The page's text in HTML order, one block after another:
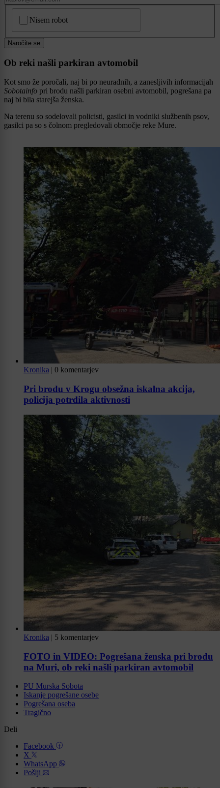
Nisem robot
Naročite se
Ob reki našli parkiran avtomobil
Kot smo že poročali, naj bi po neuradnih, a zanesljivih informacijah
Sobotainfo pri brodu našli parkiran osebni avtomobil, pogrešana pa
naj bi bila starejša ženska.
Na terenu so sodelovali policisti, gasilci in vodniki službenih psov,
gasilci pa so s čolnom pregledovali območje reke Mure.
Kronika | 0 komentarjev
Pri brodu v Krogu obsežna iskalna akcija,
policija potrdila aktivnosti
Kronika | 5 komentarjev
FOTO in VIDEO: Pogrešana ženska pri brodu
na Muri, ob reki našli parkiran avtomobil
PU Murska Sobota
Iskanje pogrešane osebe
Pogrešana oseba
Tragično
Deli
Facebook
X
WhatsApp
Pošlji